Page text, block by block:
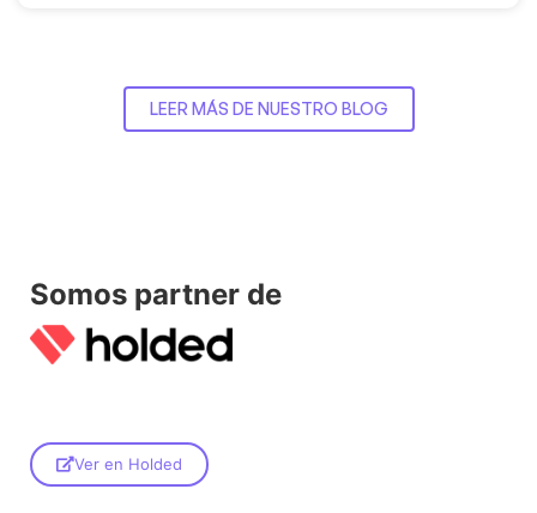
LEER MÁS DE NUESTRO BLOG
Somos partner de
Ver en Holded